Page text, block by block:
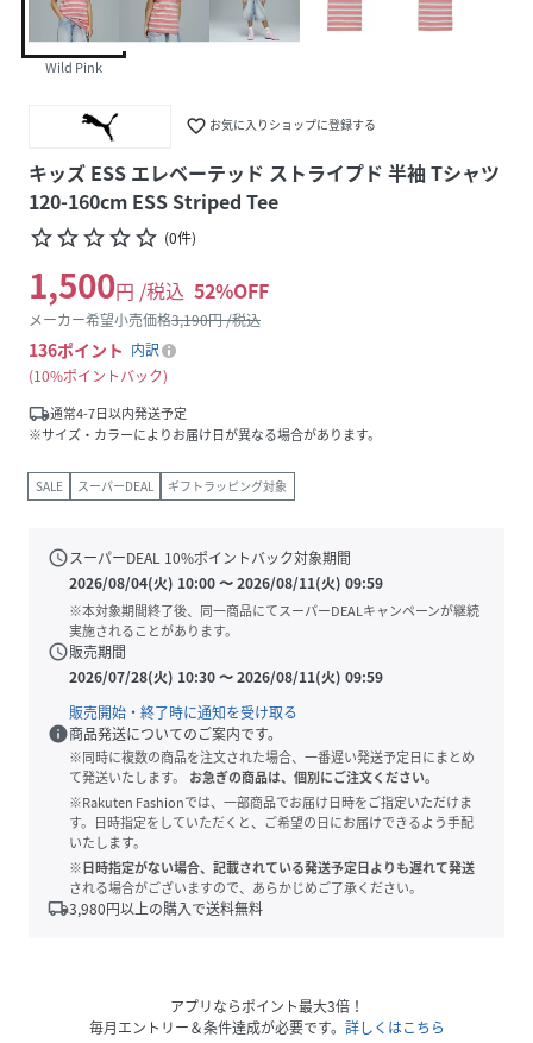
Wild Pink
favorite_border お気に入りショップに登録する
キッズ ESS エレベーテッド ストライプド 半袖 Tシャツ
120-160cm ESS Striped Tee
star_borderstar_borderstar_borderstar_borderstar_border (0件)
1,500円 /税込 52%OFF
メーカー希望小売価格3,190円 /税込
136ポイント 内訳
10%ポイントバック
local_shipping通常4-7日以内発送予定
※サイズ・カラーによりお届け日が異なる場合があります。
SALE スーパーDEAL ギフトラッピング対象
scheduleスーパーDEAL 10%ポイントバック対象期間
2026/08/04(火) 10:00〜2026/08/11(火) 09:59
※本対象期間終了後、同一商品にてスーパーDEALキャンペーンが継続
実施されることがあります。
schedule販売期間
2026/07/28(火) 10:30〜2026/08/11(火) 09:59
販売開始・終了時に通知を受け取る
info商品発送についてのご案内です。
※同時に複数の商品を注文された場合、一番遅い発送予定日にまとめ
て発送いたします。
お急ぎの商品は、個別にご注文ください。
※Rakuten Fashionでは、一部商品でお届け日時をご指定いただけま
す。日時指定をしていただくと、ご希望の日にお届けできるよう手配
いたします。
※日時指定がない場合、記載されている発送予定日よりも遅れて発送
される場合がございますので、あらかじめご了承ください。
local_shipping3,980円以上の購入で送料無料
アプリならポイント最大3倍！
毎月エントリー＆条件達成が必要です。 詳しくはこちら